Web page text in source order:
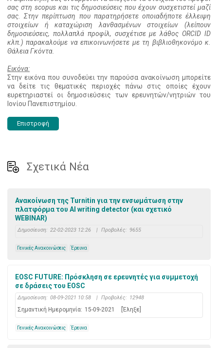
σας στη scopus και τις δημοσιεύσεις που έχουν συσχετιστεί μαζί
σας. Στην περίπτωση που παρατηρήσετε οποιαδήποτε έλλειψη
στοιχείων ή καταχώριση λανθασμένων στοιχείων (λείπουν
δημοσιεύσεις, πολλαπλά προφίλ, συσχέτισε με λάθος ORCID ID
κλπ.) παρακαλούμε να επικοινωνήσετε με τη βιβλιοθηκονόμο κ.
Θάλεια Γκόντα.
Εικόνα:
Στην εικόνα που συνοδεύει την παρούσα ανακοίνωση μπορείτε
να δείτε τις θεματικές περιοχές πάνω στις οποίες έχουν
ευρετηριαστεί οι δημοσιεύσεις των ερευνητών/νητριών του
Ιονίου Πανεπιστημίου.
Επιστροφή
Σχετικά Νέα
Ανακοίνωση της Turnitin για την ενσωμάτωση στην
πλατφόρμα του AI writing detector (και σχετικό
WEBINAR)
Δημοσίευση: 22-02-2023 12:26 | Προβολές: 9655
Γενικές Ανακοινώσεις Έρευνα
EOSC FUTURE: Πρόσκληση σε ερευνητές για συμμετοχή
σε δράσεις του EOSC
Δημοσίευση: 08-09-2021 10:58 | Προβολές: 12948
Σημαντική Ημερομηνία: 15-09-2021 [Έληξε]
Γενικές Ανακοινώσεις Έρευνα